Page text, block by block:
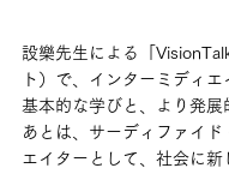
設樂先生による「
ト）で、インターミディ
基本的な学びと、より発展
あとは、サーディファイド
エイターとして、社会に新